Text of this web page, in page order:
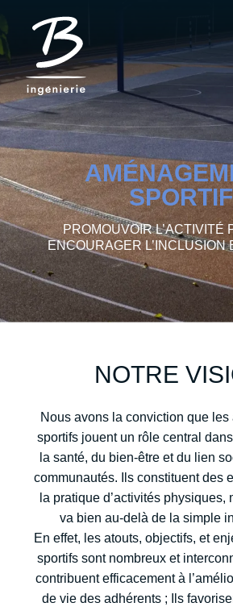
SPORTIF
PROMOUVOIR L’ACTIVITÉ
ENCOURAGER L’INCLUSION
NOTRE
Nous avons la conviction que
sportifs jouent un rôle central
la santé, du bien-être et du lien
communautés. Ils constituent des
la pratique d’activités physiques,
va bien au-delà de la simple
En effet, les atouts, objectifs, et
sportifs sont nombreux et
contribuent efficacement à
de vie des adhérents ; Ils